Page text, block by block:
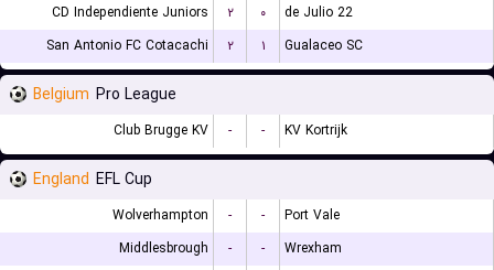
CD Independiente Juniors
۲ ۰
22 de Julio
San Antonio FC Cotacachi
۲ ۱ Gualaceo SC
Belgium Pro League
Club Brugge KV - - KV Kortrijk
England EFL Cup
Wolverhampton - -
Port Vale
Middlesbrough
- -
Wrexham